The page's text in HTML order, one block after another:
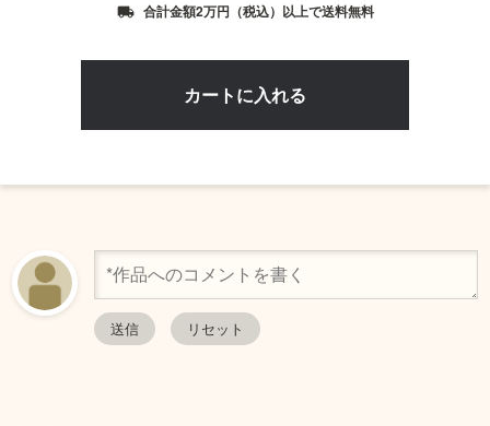
local_shipping 合計金額2万円（税込）以上で送料無料